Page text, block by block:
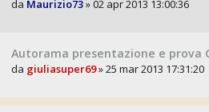
da Maurizio73» 02 apr 2013 13:00:36
Autorama presentazione e prova
da giuliasuper69» 25 mar 2013 17:31:20